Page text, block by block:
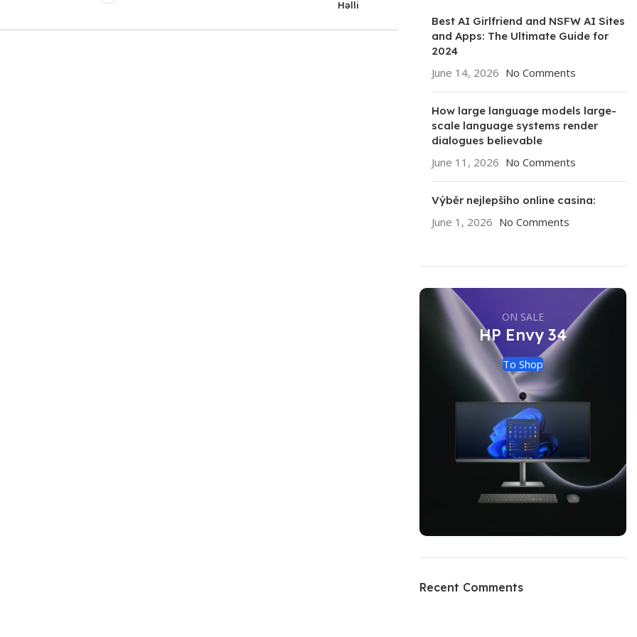
Həlli
Best AI Girlfriend and NSFW AI Sites
and Apps: The Ultimate Guide for
2024
June 14, 2026 No Comments
How large language models large-
scale language systems render
dialogues believable
June 11, 2026 No Comments
Výběr nejlepšího online casina:
June 1, 2026 No Comments
ON SALE
HP Envy 34
To Shop
Recent Comments